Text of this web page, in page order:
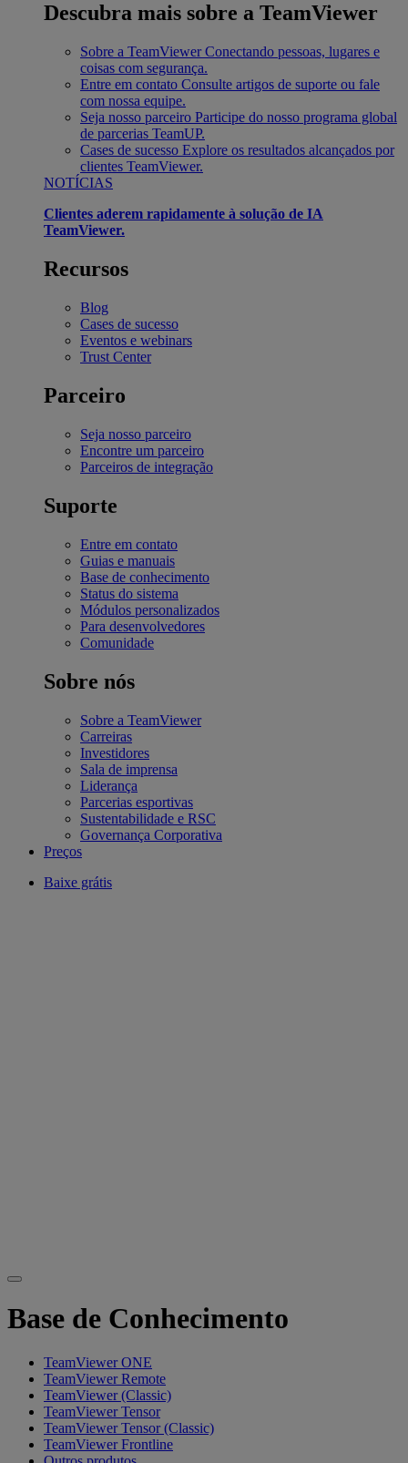
Descubra mais sobre a TeamViewer
Sobre a TeamViewer Conectando pessoas, lugares e
coisas com segurança.
Entre em contato Consulte artigos de suporte ou fale
com nossa equipe.
Seja nosso parceiro Participe do nosso programa global
de parcerias TeamUP.
Cases de sucesso Explore os resultados alcançados por
clientes TeamViewer.
NOTÍCIAS
Clientes aderem rapidamente à solução de IA
TeamViewer.
Recursos
Blog
Cases de sucesso
Eventos e webinars
Trust Center
Parceiro
Seja nosso parceiro
Encontre um parceiro
Parceiros de integração
Suporte
Entre em contato
Guias e manuais
Base de conhecimento
Status do sistema
Módulos personalizados
Para desenvolvedores
Comunidade
Sobre nós
Sobre a TeamViewer
Carreiras
Investidores
Sala de imprensa
Liderança
Parcerias esportivas
Sustentabilidade e RSC
Governança Corporativa
Preços
Baixe grátis
Base de Conhecimento
TeamViewer ONE
TeamViewer Remote
TeamViewer (Classic)
TeamViewer Tensor
TeamViewer Tensor (Classic)
TeamViewer Frontline